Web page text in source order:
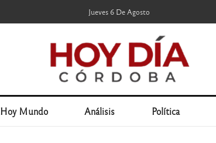
Jueves 6 De Agosto
Hoy Mundo Análisis Política